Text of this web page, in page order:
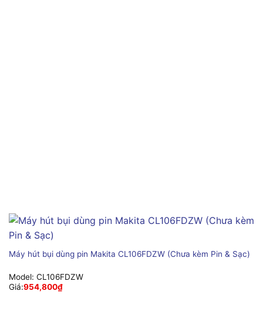
Máy hút bụi dùng pin Makita CL106FDZW (Chưa kèm Pin & Sạc)
Model: CL106FDZW
Giá:954,800₫